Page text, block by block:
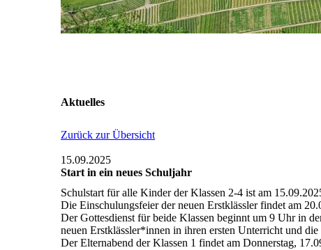
Aktuelles
Zurück zur Übersicht
15.09.2025
Start in ein neues Schuljahr
Schulstart für alle Kinder der Klassen 2-4 ist am
Die Einschulungsfeier der neuen Erstklässler findet am
Der Gottesdienst für beide Klassen beginnt um 9 Uhr in
neuen Erstklässler*innen in ihren ersten Unterricht und
Der Elternabend der Klassen 1 findet am Donnerstag,